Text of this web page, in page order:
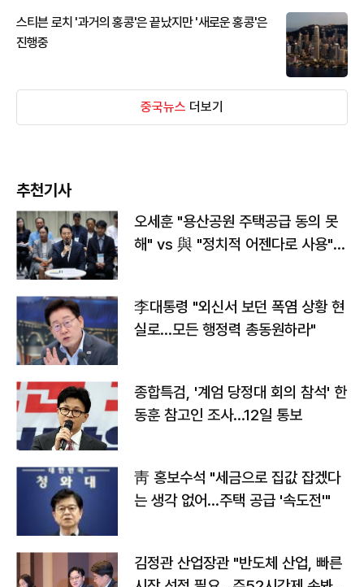
스티븐 로치 '과거의 홍콩'은 끝났지만 '새로운 홍콩'은
진행중
중국뉴스 더보기
추천기사
오세훈 "용산공원 주택공급 동의 못
해" vs 與 "정치적 어젠다로 사용"
李대통령 "외신서 보던 폭염 상황 현
실로…모든 행정력 총동원하라"
종합특검, '계엄 당정대 회의 참석' 한
동훈 참고인 조사...12일 통보
靑 홍보수석 "세금으로 집값 잡겠다
는 생각 없어…주택 공급 '속도전'"
김정관 산업장관 "반도체 산업, 빠른